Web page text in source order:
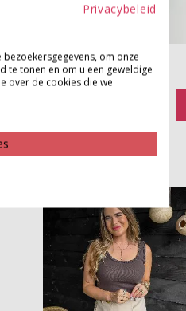
Top DOUNJA
Privacybeleid
om onze
te tonen en om u een geweldige
over de cookies die we